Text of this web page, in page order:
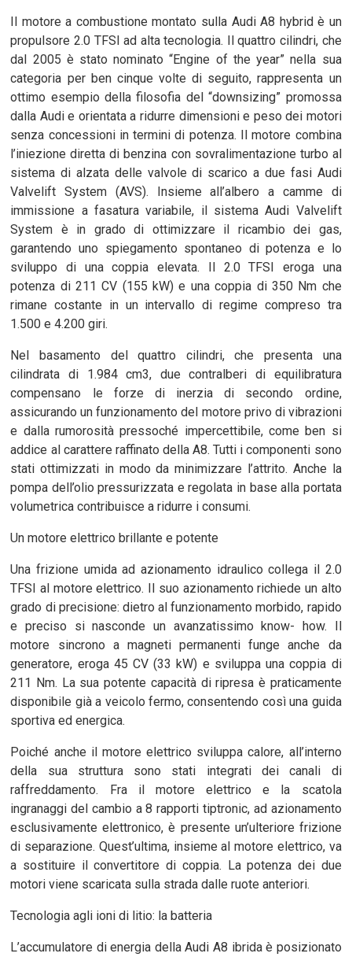
Il motore a combustione montato sulla Audi A8 hybrid è un
propulsore 2.0 TFSI ad alta tecnologia. Il quattro cilindri, che
dal 2005 è stato nominato “Engine of the year” nella sua
categoria per ben cinque volte di seguito, rappresenta un
ottimo esempio della filosofia del “downsizing” promossa
dalla Audi e orientata a ridurre dimensioni e peso dei motori
senza concessioni in termini di potenza. Il motore combina
l’iniezione diretta di benzina con sovralimentazione turbo al
sistema di alzata delle valvole di scarico a due fasi Audi
Valvelift System (AVS). Insieme all’albero a camme di
immissione a fasatura variabile, il sistema Audi Valvelift
System è in grado di ottimizzare il ricambio dei gas,
garantendo uno spiegamento spontaneo di potenza e lo
sviluppo di una coppia elevata. Il 2.0 TFSI eroga una
potenza di 211 CV (155 kW) e una coppia di 350 Nm che
rimane costante in un intervallo di regime compreso tra
1.500 e 4.200 giri.
Nel basamento del quattro cilindri, che presenta una
cilindrata di 1.984 cm3, due contralberi di equilibratura
compensano le forze di inerzia di secondo ordine,
assicurando un funzionamento del motore privo di vibrazioni
e dalla rumorosità pressoché impercettibile, come ben si
addice al carattere raffinato della A8. Tutti i componenti sono
stati ottimizzati in modo da minimizzare l’attrito. Anche la
pompa dell’olio pressurizzata e regolata in base alla portata
volumetrica contribuisce a ridurre i consumi.
Un motore elettrico brillante e potente
Una frizione umida ad azionamento idraulico collega il 2.0
TFSI al motore elettrico. Il suo azionamento richiede un alto
grado di precisione: dietro al funzionamento morbido, rapido
e preciso si nasconde un avanzatissimo know- how. Il
motore sincrono a magneti permanenti funge anche da
generatore, eroga 45 CV (33 kW) e sviluppa una coppia di
211 Nm. La sua potente capacità di ripresa è praticamente
disponibile già a veicolo fermo, consentendo così una guida
sportiva ed energica.
Poiché anche il motore elettrico sviluppa calore, all’interno
della sua struttura sono stati integrati dei canali di
raffreddamento. Fra il motore elettrico e la scatola
ingranaggi del cambio a 8 rapporti tiptronic, ad azionamento
esclusivamente elettronico, è presente un’ulteriore frizione
di separazione. Quest’ultima, insieme al motore elettrico, va
a sostituire il convertitore di coppia. La potenza dei due
motori viene scaricata sulla strada dalle ruote anteriori.
Tecnologia agli ioni di litio: la batteria
L’accumulatore di energia della Audi A8 ibrida è posizionato